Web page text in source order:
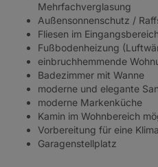
Mehrfachverglasung
Außensonnenschutz /
Fliesen im
Fußbodenheizung
einbruchhemmende
Badezimmer mit Wanne
moderne und elegante
moderne Markenküche
Kamin im Wohnbereich
Vorbereitung für eine
Garagenstellplatz